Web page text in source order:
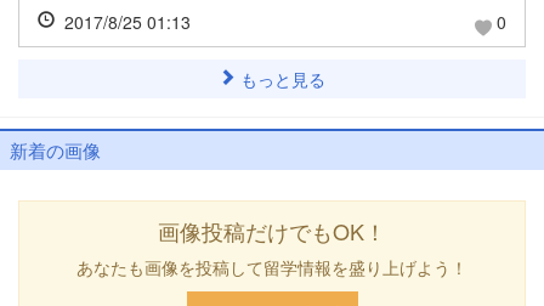
2017/8/25 01:13
0
もっと見る
新着の画像
画像投稿だけでもOK！
あなたも画像を投稿して留学情報を盛り上げよう！